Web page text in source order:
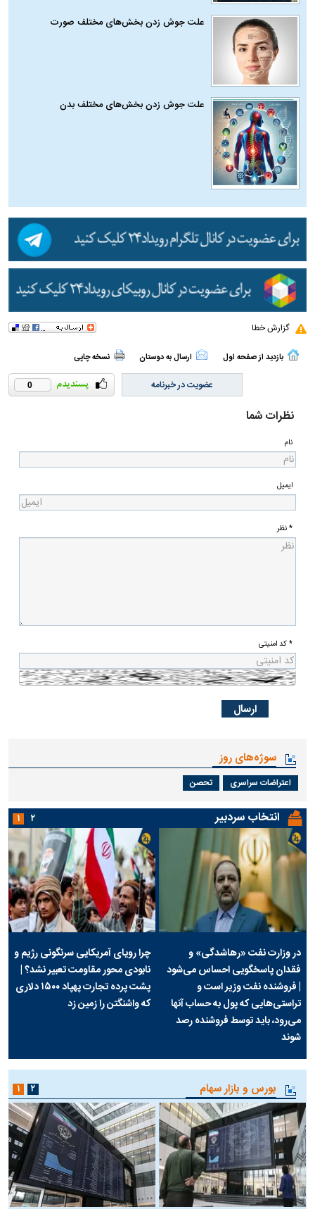
علت جوش زدن بخش‌های مختلف صورت
علت جوش زدن بخش‌های مختلف بدن
گزارش خطا
بازدید از صفحه اول ارسال به دوستان نسخه چاپی
0 عضویت در خبرنامه
نظرات شما
نام
ایمیل
* نظر
* کد امنیتی
سوژه‌های روز
اعتراضات سراسری تحصن
انتخاب سردبیر
در وزارت نفت «رهاشدگی» و
فقدان پاسخگویی احساس می‌شود
| فروشنده نفت وزیر است و
تراستی‌هایی که پول به حساب آنها
می‌رود، باید توسط فروشنده رصد
شوند
چرا رویای آمریکایی سرنگونی رژیم و
نابودی محور مقاومت تعبیر نشد؟ |
پشت پرده تجارت پهپاد‌ ۱۵۰۰ دلاری
که واشنگتن را زمین زد
۱ ۲
بورس و بازار سهام ۱ ۲